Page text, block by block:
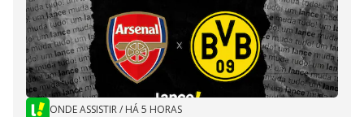
ONDE ASSISTIR/ HÁ 5 HORAS